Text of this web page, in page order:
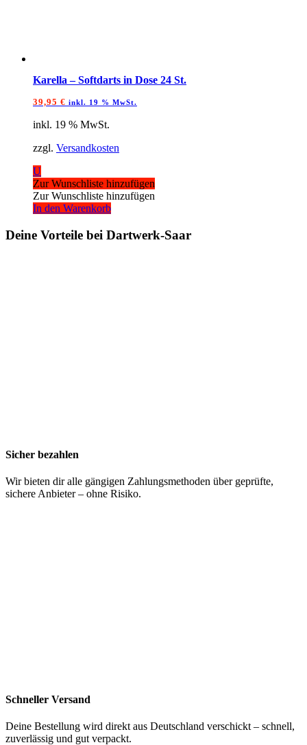
Karella – Softdarts in Dose 24 St.
39,95 € inkl. 19 % MwSt.
inkl. 19 % MwSt.
zzgl. Versandkosten
U
Zur Wunschliste hinzufügen
Zur Wunschliste hinzufügen
In den Warenkorb
Deine Vorteile bei Dartwerk-Saar
Sicher bezahlen
Wir bieten dir alle gängigen Zahlungsmethoden über geprüfte,
sichere Anbieter – ohne Risiko.
Schneller Versand
Deine Bestellung wird direkt aus Deutschland verschickt – schnell,
zuverlässig und gut verpackt.